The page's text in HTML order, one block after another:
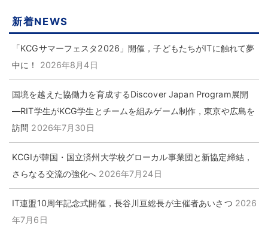
新着NEWS
「KCGサマーフェスタ2026」開催，子どもたちがITに触れて夢
中に！
2026年8月4日
国境を越えた協働力を育成するDiscover Japan Program展開
―RIT学生がKCG学生とチームを組みゲーム制作，東京や広島を
訪問 2026年7月30日
KCGIが韓国・国立済州大学校グローカル事業団と新協定締結，
さらなる交流の強化へ 2026年7月24日
IT連盟10周年記念式開催，長谷川亘総長が主催者あいさつ 2026
年7月6日